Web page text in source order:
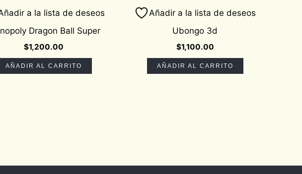
a la lista de deseos
Dragon Ball Super
$1,200.00
AÑADIR AL CARRITO
Añadir a la lista de deseos
Ubongo 3d
$1,100.00
AÑADIR AL CARRITO